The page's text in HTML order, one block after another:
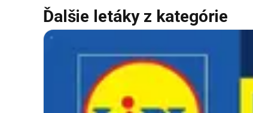
Ďalšie letáky z kategórie